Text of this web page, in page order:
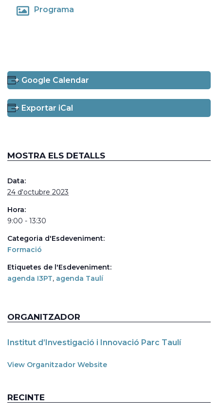
Programa
+ Google Calendar
+ Exportar iCal
MOSTRA ELS DETALLS
Data:
24 d'octubre 2023
Hora:
9:00 - 13:30
Categoria d'Esdeveniment:
Formació
Etiquetes de l'Esdeveniment:
agenda I3PT, agenda Taulí
ORGANITZADOR
Institut d’Investigació i Innovació Parc Taulí
View Organitzador Website
RECINTE